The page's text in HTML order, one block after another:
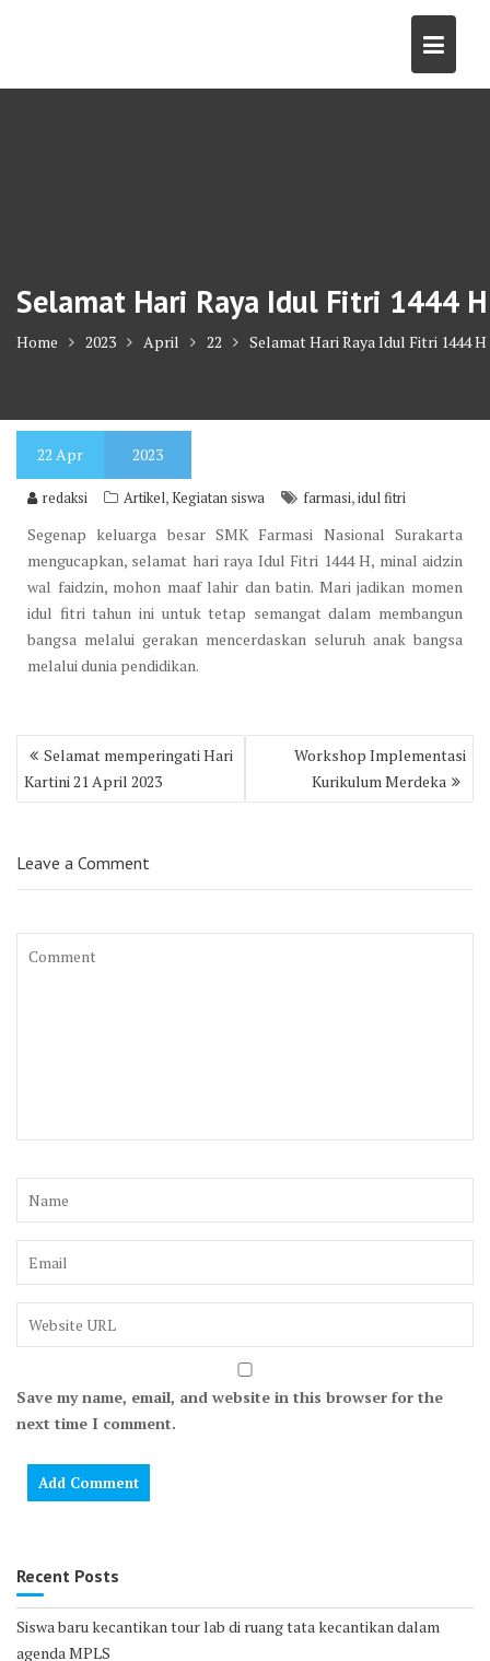
Selamat Hari Raya Idul Fitri 1444 H
Home 2023 April 22 Selamat Hari Raya Idul Fitri 1444 H
22 Apr 2023
redaksi Artikel,Kegiatan siswa farmasi,idul fitri
Segenap keluarga besar SMK Farmasi Nasional Surakarta
mengucapkan, selamat hari raya Idul Fitri 1444 H, minal aidzin
wal faidzin, mohon maaf lahir dan batin. Mari jadikan momen
idul fitri tahun ini untuk tetap semangat dalam membangun
bangsa melalui gerakan mencerdaskan seluruh anak bangsa
melalui dunia pendidikan.
Post
navigation
Selamat memperingati Hari
Kartini 21 April 2023
Workshop Implementasi
Kurikulum Merdeka
Leave a Comment
Save my name, email, and website in this browser for the
next time I comment.
Recent Posts
Siswa baru kecantikan tour lab di ruang tata kecantikan dalam
agenda MPLS